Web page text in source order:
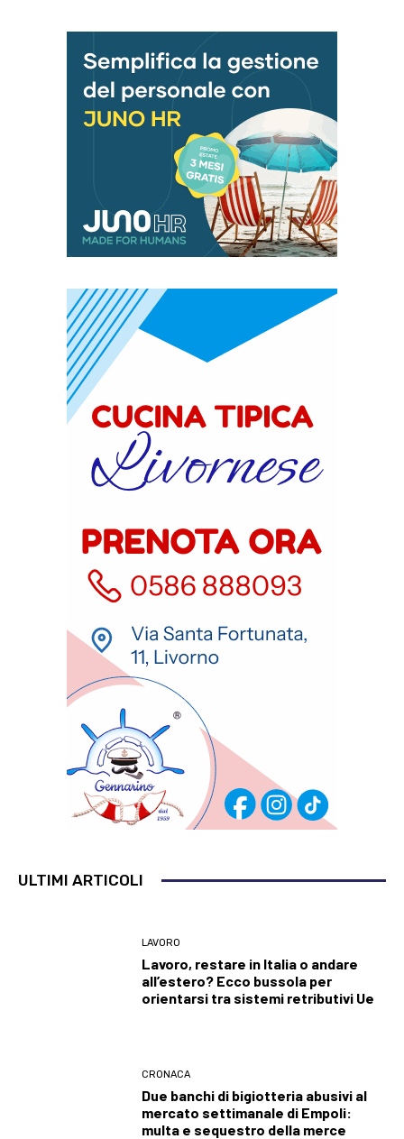
ULTIMI ARTICOLI
LAVORO
Lavoro, restare in Italia o andare
all’estero? Ecco bussola per
orientarsi tra sistemi retributivi Ue
CRONACA
Due banchi di bigiotteria abusivi al
mercato settimanale di Empoli:
multa e sequestro della merce